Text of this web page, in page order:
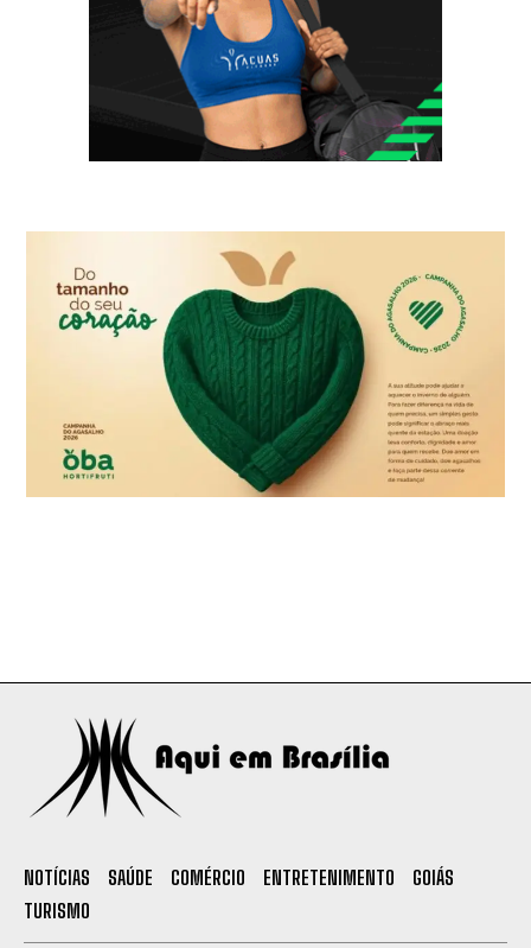
NOTÍCIAS SAÚDE COMÉRCIO ENTRETENIMENTO
GOIÁS
TURISMO